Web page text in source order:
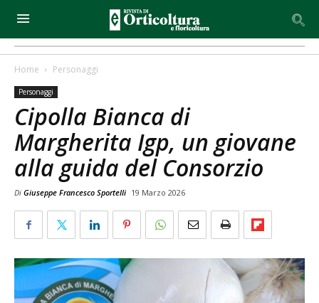
Home Personaggi
Personaggi
Cipolla Bianca di
Margherita Igp, un giovane
alla guida del Consorzio
Di Giuseppe Francesco Sportelli 19 Marzo 2026